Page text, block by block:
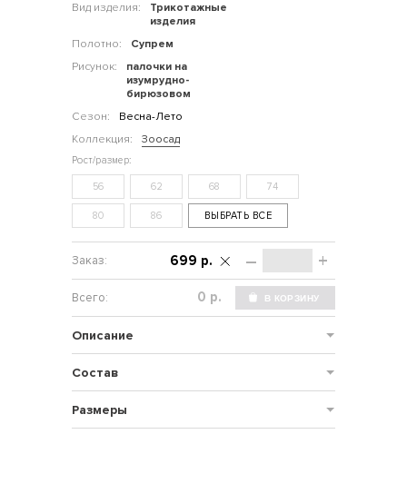
Вид изделия:
Трикотажные
изделия
Полотно:
Супрем
Рисунок:
палочки на
изумрудно-
бирюзовом
Сезон:
Весна-Лето
Коллекция:
Зоосад
56 62 68 74
80 86 ВЫБРАТЬ ВСЕ
– +
699 р.
р.
Описание
Состав
Размеры